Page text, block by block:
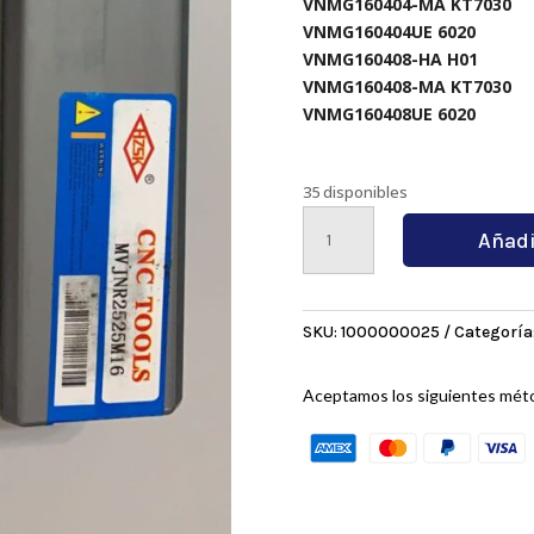
VNMG160404UE 6020
VNMG160408-HA H01
VNMG160408-MA KT7030
VNMG160408UE 6020
35 disponibles
MVJNR2525M16
cantidad
SKU: 1000000025
Aceptamos los siguientes